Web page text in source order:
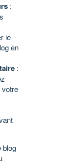
:
le
en
:
votre
blog